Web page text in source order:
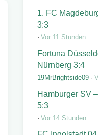
1. FC
3:3
Vor 11 Stunden
Fortuna
Nürnberg 3:4
19MrBrightside09
Hamburger SV
5:3
Vor 14 Stunden